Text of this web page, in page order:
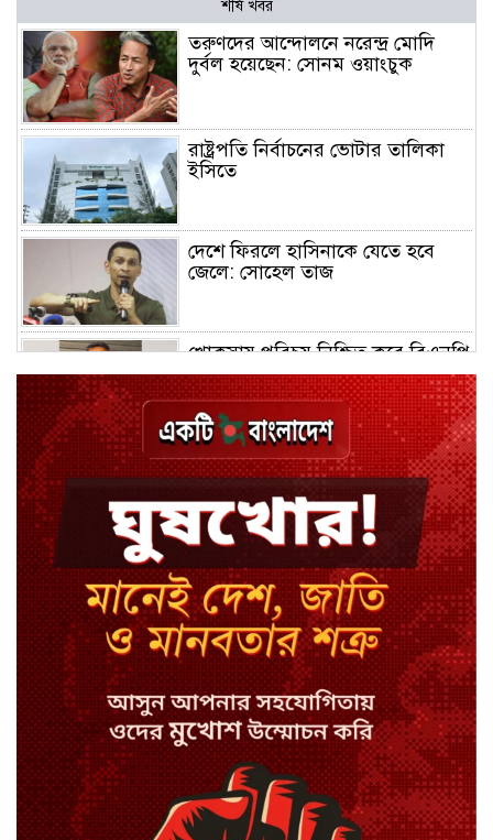
শীর্ষ খবর
তরুণদের আন্দোলনে নরেন্দ্র মোদি
দুর্বল হয়েছেন: সোনম ওয়াংচুক
রাষ্ট্রপতি নির্বাচনের ভোটার তালিকা
ইসিতে
দেশে ফিরলে হাসিনাকে যেতে হবে
জেলে: সোহেল তাজ
খোকসায় পরিচয় নিশ্চিত করে বিএনপি
নেতার ওপর হামলা
শেখ পরিবারের সবাই নিরাপদে বাইরে,
কারাগারে দলের কর্মীরা
ইবির ৪৪ শিক্ষকের বিরুদ্ধে
রাষ্ট্রবিরোধিতার তদন্ত কমিটি
বাংলাদেশে চালু হলো থাই কফি চেইন
ক্যাফে আমাজন
হাসিনাকে সুযোগ দিয়ে সার্বভৌমত্বে
আঘাত: রিজভী